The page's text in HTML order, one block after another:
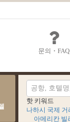
문의・FAQ
핫 키워드
나하시 국제 거
아메리칸 빌